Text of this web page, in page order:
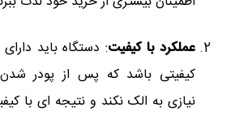
عملکرد با کیفیت: دستگاه باید دارای
کیفیتی باشد که پس از پودر شدن
نیازی به الک نکند و نتیجه ای با